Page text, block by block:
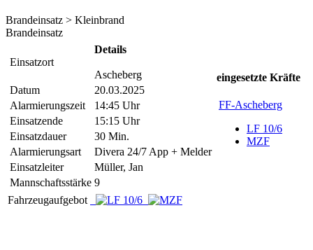
Brandeinsatz > Kleinbrand
Brandeinsatz
Einsatzort
Details
Ascheberg
Datum
20.03.2025
Alarmierungszeit
14:45 Uhr
Einsatzende
15:15 Uhr
Einsatzdauer
30 Min.
Alarmierungsart
Divera 24/7 App + Melder
Einsatzleiter
Müller, Jan
Mannschaftsstärke 9
eingesetzte Kräfte
FF-Ascheberg
LF 10/6
MZF
Fahrzeugaufgebot